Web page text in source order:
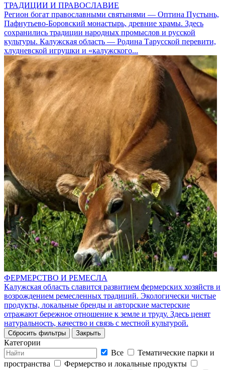
ТРАДИЦИИ И ПРАВОСЛАВИЕ
Регион богат православными святынями — Оптина Пустынь,
Пафнутьево‑Боровский монастырь, древние храмы. Здесь
сохранились традиции народных промыслов и русской
культуры. Калужская область — Родина Тарусской перевити,
хлудневской игрушки и «калужского...
ФЕРМЕРСТВО И РЕМЕСЛА
Калужская область славится развитием фермерских хозяйств и
возрождением ремесленных традиций. Экологически чистые
продукты, локальные бренды и авторские мастерские
отражают бережное отношение к земле и труду. Здесь ценят
натуральность, качество и связь с местной культурой.
Сбросить фильтры Закрыть
Категории
Все
Тематические парки и
пространства
Фермерство и локальные продукты